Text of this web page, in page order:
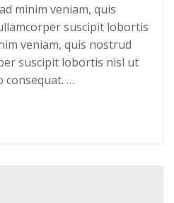
minim veniam, quis
suscipit lobortis
veniam, quis nostrud
suscipit lobortis nisl ut
consequat. …